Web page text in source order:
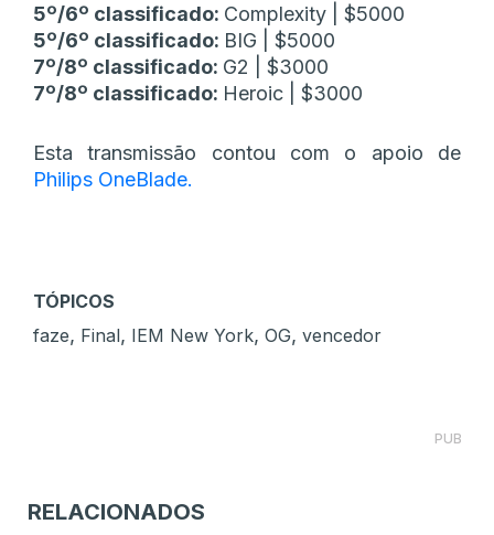
5º/6º classificado: Complexity | $5000
5º/6º classificado: BIG | $5000
7º/8º classificado: G2 | $3000
7º/8º classificado: Heroic | $3000
Esta transmissão contou com o apoio de
Philips OneBlade.
TÓPICOS
faze, Final, IEM New York, OG, vencedor
PUB
RELACIONADOS